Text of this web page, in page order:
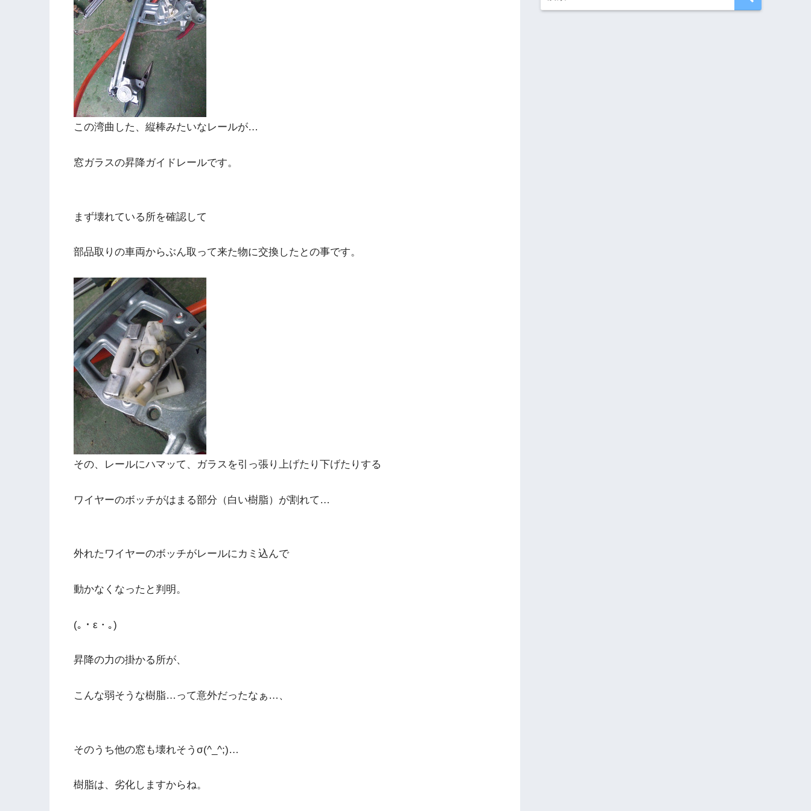
この湾曲した、縦棒みたいなレールが…
窓ガラスの昇降ガイドレールです。
まず壊れている所を確認して
部品取りの車両からぶん取って来た物に交換したとの事です。
その、レールにハマッて、ガラスを引っ張り上げたり下げたりする
ワイヤーのボッチがはまる部分（白い樹脂）が割れて…
外れたワイヤーのボッチがレールにカミ込んで
動かなくなったと判明。
(｡・ε・｡)
昇降の力の掛かる所が、
こんな弱そうな樹脂…って意外だったなぁ…、
そのうち他の窓も壊れそうσ(^_^;)…
樹脂は、劣化しますからね。